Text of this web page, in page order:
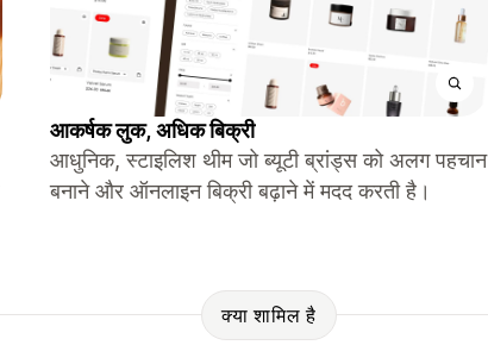
आकर्षक लुक, अधिक बिक्री
आधुनिक, स्टाइलिश थीम जो ब्यूटी ब्रांड्स को अलग पहचान
बनाने और ऑनलाइन बिक्री बढ़ाने में मदद करती है।
क्या शामिल है